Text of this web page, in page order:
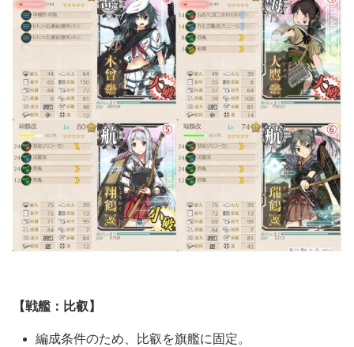
【戦艦：比叡】
編成条件のため、比叡を旗艦に固定。